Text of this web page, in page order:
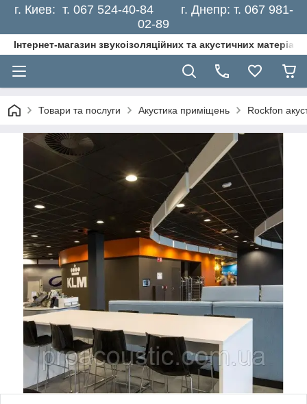
г. Киев: т. 067 524-40-84 г. Днепр: т. 067 981-
02-89
Інтернет-магазин звукоізоляційних та акустичних
Товари та послуги Акустика приміщень Rockfon